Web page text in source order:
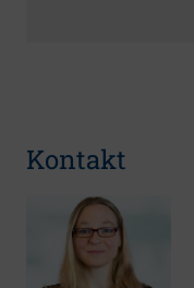
Kontakt